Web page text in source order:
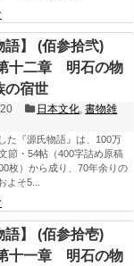
語】 (佰参拾弐)
十二章 明石の物
宿世
日本文化 ,書物雑
た『源氏物語』は、100万
節・54帖（400字詰め原稿
枚）から成り、70年余りの
よそ5...
語】 (佰参拾壱)
十一章 明石の物